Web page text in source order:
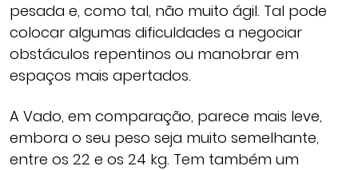
pesada e, como tal, não muito ágil. Tal pode
colocar algumas dificuldades a negociar
obstáculos repentinos ou manobrar em
espaços mais apertados.
A Vado, em comparação, parece mais leve,
embora o seu peso seja muito semelhante,
entre os 22 e os 24 kg. Tem também um